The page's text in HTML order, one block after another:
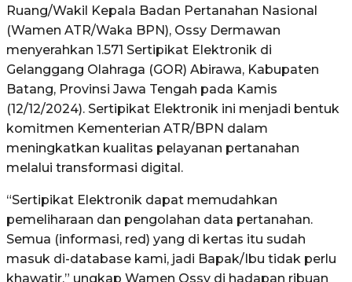
Ruang/Wakil Kepala Badan Pertanahan Nasional
(Wamen ATR/Waka BPN), Ossy Dermawan
menyerahkan 1.571 Sertipikat Elektronik di
Gelanggang Olahraga (GOR) Abirawa, Kabupaten
Batang, Provinsi Jawa Tengah pada Kamis
(12/12/2024). Sertipikat Elektronik ini menjadi bentuk
komitmen Kementerian ATR/BPN dalam
meningkatkan kualitas pelayanan pertanahan
melalui transformasi digital.
“Sertipikat Elektronik dapat memudahkan
pemeliharaan dan pengolahan data pertanahan.
Semua (informasi, red) yang di kertas itu sudah
masuk di-database kami, jadi Bapak/Ibu tidak perlu
khawatir,” ungkap Wamen Ossy di hadapan ribuan